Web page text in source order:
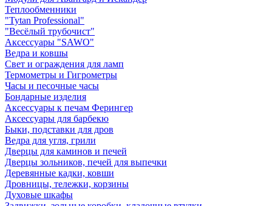
Теплообменники
"Tytan Professional"
"Весёлый трубочист"
Аксессуары "SAWO"
Ведра и ковшы
Свет и ограждения для ламп
Термометры и Гигрометры
Часы и песочные часы
Бондарные изделия
Аксессуары к печам Ферингер
Аксессуары для барбекю
Быки, подставки для дров
Ведра для угля, грили
Дверцы для каминов и печей
Дверцы зольников, печей для выпечки
Деревянные кадки, ковши
Дровницы, тележки, корзины
Духовые шкафы